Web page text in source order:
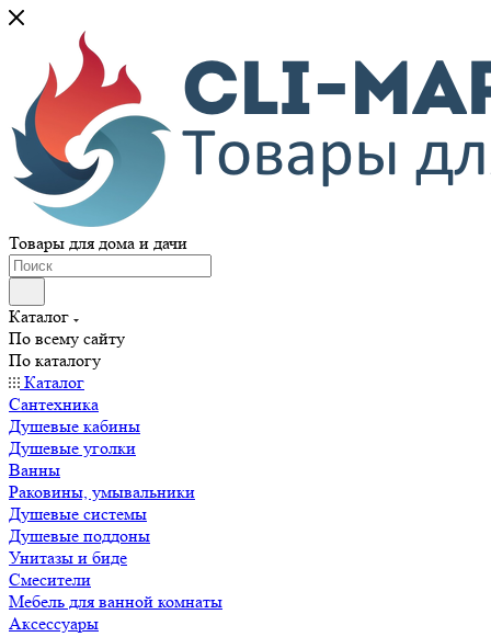
Товары для дома и дачи
Каталог
По всему сайту
По каталогу
Каталог
Сантехника
Душевые кабины
Душевые уголки
Ванны
Раковины, умывальники
Душевые системы
Душевые поддоны
Унитазы и биде
Смесители
Мебель для ванной комнаты
Аксессуары